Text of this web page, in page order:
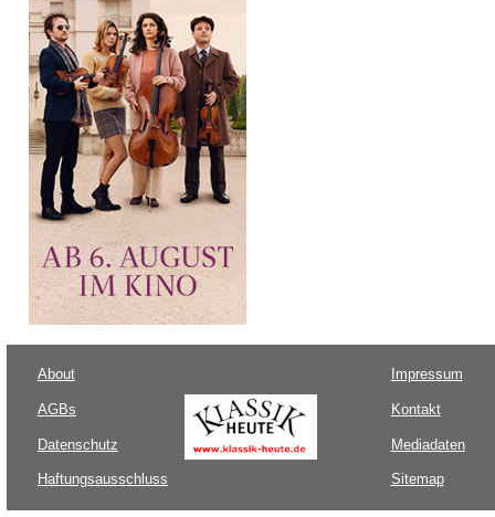
About
AGBs
Datenschutz
Haftungsausschluss
Impressum
Kontakt
Mediadaten
Sitemap